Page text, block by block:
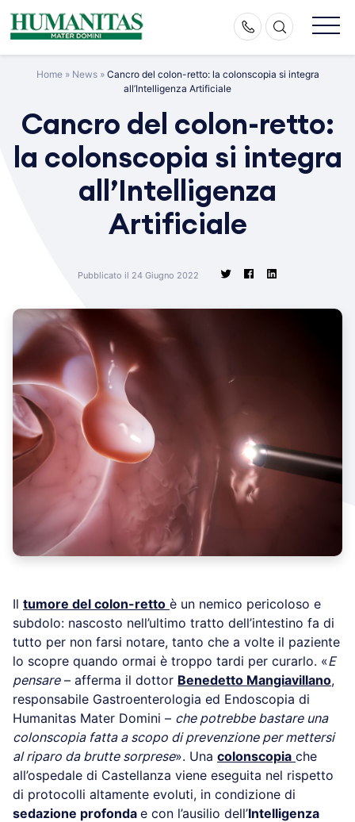
Skip
to
Home» News» Cancro del colon-retto: la colonscopia si integra
all’Intelligenza Artificiale
Cancro del colon-retto:
la colonscopia si integra
all’Intelligenza
Artificiale
Pubblicato il 24 Giugno 2022
Il tumore del colon-retto è un nemico pericoloso e
subdolo: nascosto nell’ultimo tratto dell’intestino fa di
tutto per non farsi notare, tanto che a volte il paziente
lo scopre quando ormai è troppo tardi per curarlo. «E
pensare– afferma il dottor Benedetto Mangiavillano,
responsabile Gastroenterologia ed Endoscopia di
Humanitas Mater Domini – che potrebbe bastare una
colonscopia fatta a scopo di prevenzione per mettersi
al riparo da brutte sorprese». Una colonscopia che
all’ospedale di Castellanza viene eseguita nel rispetto
di protocolli altamente evoluti, in condizione di
sedazione profonda e con l’ausilio dell’Intelligenza